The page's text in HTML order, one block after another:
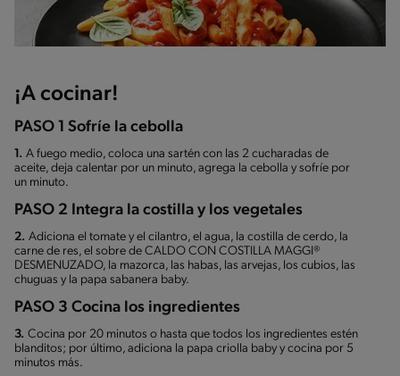
¡A cocinar!
PASO 1 Sofríe la cebolla
1. A fuego medio, coloca una sartén con las 2 cucharadas de
aceite, deja calentar por un minuto, agrega la cebolla y sofríe por
un minuto.
PASO 2 Integra la costilla y los vegetales
2. Adiciona el tomate y el cilantro, el agua, la costilla de cerdo, la
carne de res, el sobre de CALDO CON COSTILLA MAGGI®
DESMENUZADO, la mazorca, las habas, las arvejas, los cubios, las
chuguas y la papa sabanera baby.
PASO 3 Cocina los ingredientes
3. Cocina por 20 minutos o hasta que todos los ingredientes estén
blanditos; por último, adiciona la papa criolla baby y cocina por 5
minutos más.